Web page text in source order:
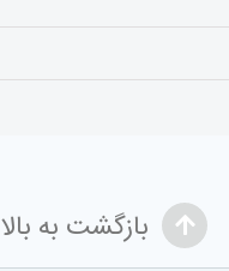
بازگشت به بالا